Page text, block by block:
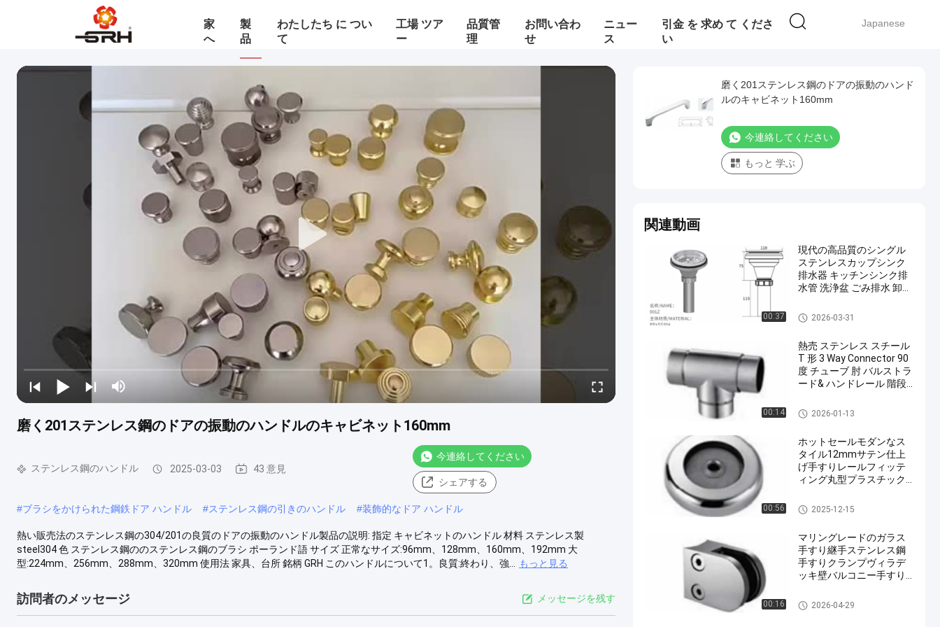
Japanese
家
へ
製
品
わたしたち に つい
て
工場 ツア
ー
品質管
理
お問い合わ
せ
ニュー
ス
引金 を 求め て くださ
い
磨く201ステンレス鋼のドアの振動のハンドルのキャビネット160mm
ステンレス鋼のハンドル 2025-03-03 43 意見
今連絡してください
シェアする
#ブラシをかけられた鋼鉄ドア ハンドル #ステンレス鋼の引きのハンドル #装飾的なドア ハンドル
熱い販売法のステンレス鋼の304/201の良質のドアの振動のハンドル製品の説明: 指定 キャビネットのハンドル 材料 ステンレス製
steel304 色 ステンレス鋼ののステンレス鋼のブラシ ポーランド語 サイズ 正常なサイズ:96mm、128mm、160mm、192mm 大
型:224mm、256mm、288mm、320mm 使用法 家具、台所 銘柄 GRH このハンドルについて1。良質:終わり、強...
もっと見る
訪問者のメッセージ メッセージを残す
磨く201ステンレス鋼のドアの振動のハンド
ルのキャビネット160mm
今連絡してください
もっと 学ぶ
関連動画
00:37
現代の高品質のシングル
ステンレスカップシンク
排水器 キッチンシンク排
水管 洗浄盆 ごみ排水 卸売
現代台所付属品
2026-03-31
00:14
熱売 ステンレス スチール
T 形 3 Way Connector 90
度 チューブ 肘 バルストラ
ード& ハンドレール 階段
ステンレス鋼のハンドル
2026-01-13
00:56
ホットセールモダンなス
タイル12mmサテン仕上
げ手すりレールフィッテ
ィング丸型プラスチック
屋外バルコニーデッキ用
ステンレス鋼のハンドル
2025-12-15
00:16
マリングレードのガラス
手すり継手ステンレス鋼
手すりクランプヴィラデ
ッキ壁バルコニー手すり
ハードウェア引きのハンドル
2026-04-29